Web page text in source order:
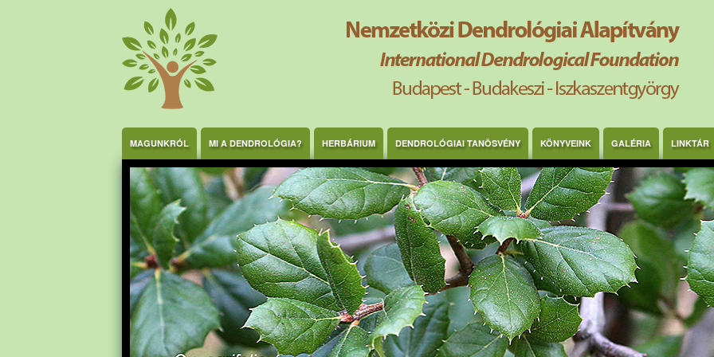
MAGUNKRÓL MI A DENDROLÓGIA? HERBÁRIUM DENDROLÓGIAI TANÖSVÉNY KÖNYVEINK GALÉRIA LINKTÁR